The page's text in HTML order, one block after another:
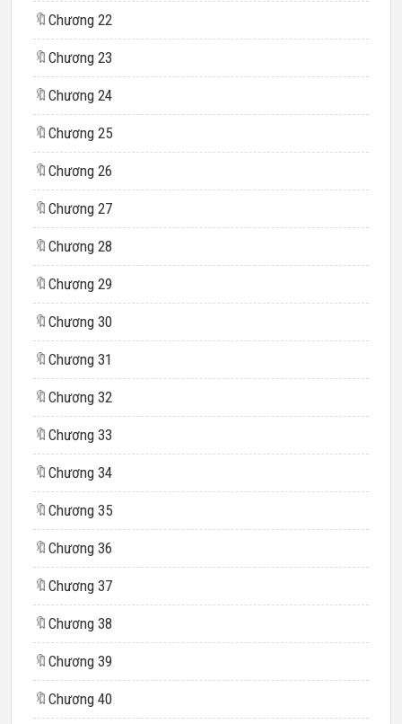
🔖 Chương 22
🔖 Chương 23
🔖 Chương 24
🔖 Chương 25
🔖 Chương 26
🔖 Chương 27
🔖 Chương 28
🔖 Chương 29
🔖 Chương 30
🔖 Chương 31
🔖 Chương 32
🔖 Chương 33
🔖 Chương 34
🔖 Chương 35
🔖 Chương 36
🔖 Chương 37
🔖 Chương 38
🔖 Chương 39
🔖 Chương 40